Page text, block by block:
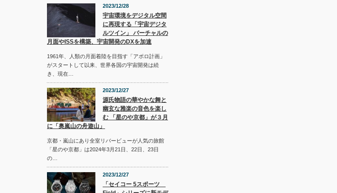
2023/12/28
宇宙環境をデジタル空間
に再現する「宇宙デジタ
ルツイン」 バーチャルの
月面やISSを構築、宇宙開発のDXを加速
1961年、人類の月面着陸を目指す「アポロ計画」
がスタートして以来、世界各国の宇宙開発は続
き、現在…
2023/12/27
源氏物語の華やかな舞と
幽玄な雅楽の音色を楽し
む 「星のや京都」が３月
に「奥嵐山の舟遊山」
京都・嵐山にあり全室リバービューが人気の旅館
「星のや京都」は2024年3月21日、22日、23日
の…
2023/12/27
「セイコー 5スポーツ